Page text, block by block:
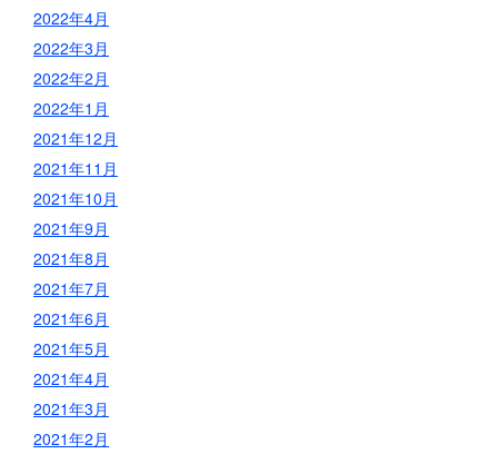
2022年4月
2022年3月
2022年2月
2022年1月
2021年12月
2021年11月
2021年10月
2021年9月
2021年8月
2021年7月
2021年6月
2021年5月
2021年4月
2021年3月
2021年2月